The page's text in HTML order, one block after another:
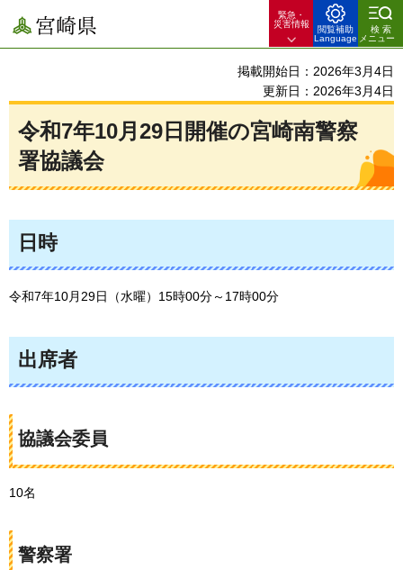
宮崎県
緊急・
災害情報
閲覧補助
Language
検索
メニュー
掲載開始日：2026年3月4日
更新日：2026年3月4日
令和7年10月29日開催の宮崎南警察
署協議会
日時
令和7年10月29日（水曜）15時00分～17時00分
出席者
協議会委員
10名
警察署